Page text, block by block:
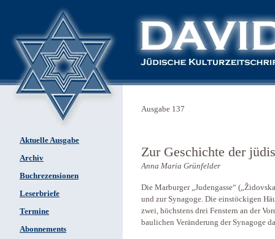
Aktuelle Ausgabe
Archiv
Buchrezensionen
Leserbriefe
Termine
Abonnements
Ausgabe 137
Zur Geschichte der
Anna Maria Grünfelder
Die Marburger „Judengasse“
und zur Synagoge. Die einstöckigen
zwei, höchstens drei Fenstern an der
baulichen Veränderung der Synagoge